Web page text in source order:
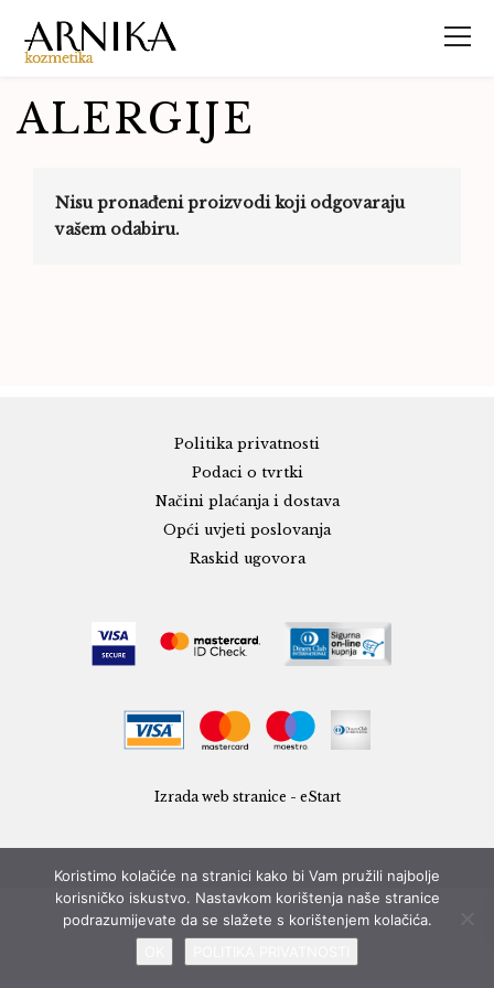
ALERGIJE
Nisu pronađeni proizvodi koji odgovaraju
vašem odabiru.
Politika privatnosti
Podaci o tvrtki
Načini plaćanja i dostava
Opći uvjeti poslovanja
Raskid ugovora
Izrada web stranice - eStart
Koristimo kolačiće na stranici kako bi Vam pružili najbolje
korisničko iskustvo. Nastavkom korištenja naše stranice
podrazumijevate da se slažete s korištenjem kolačića.